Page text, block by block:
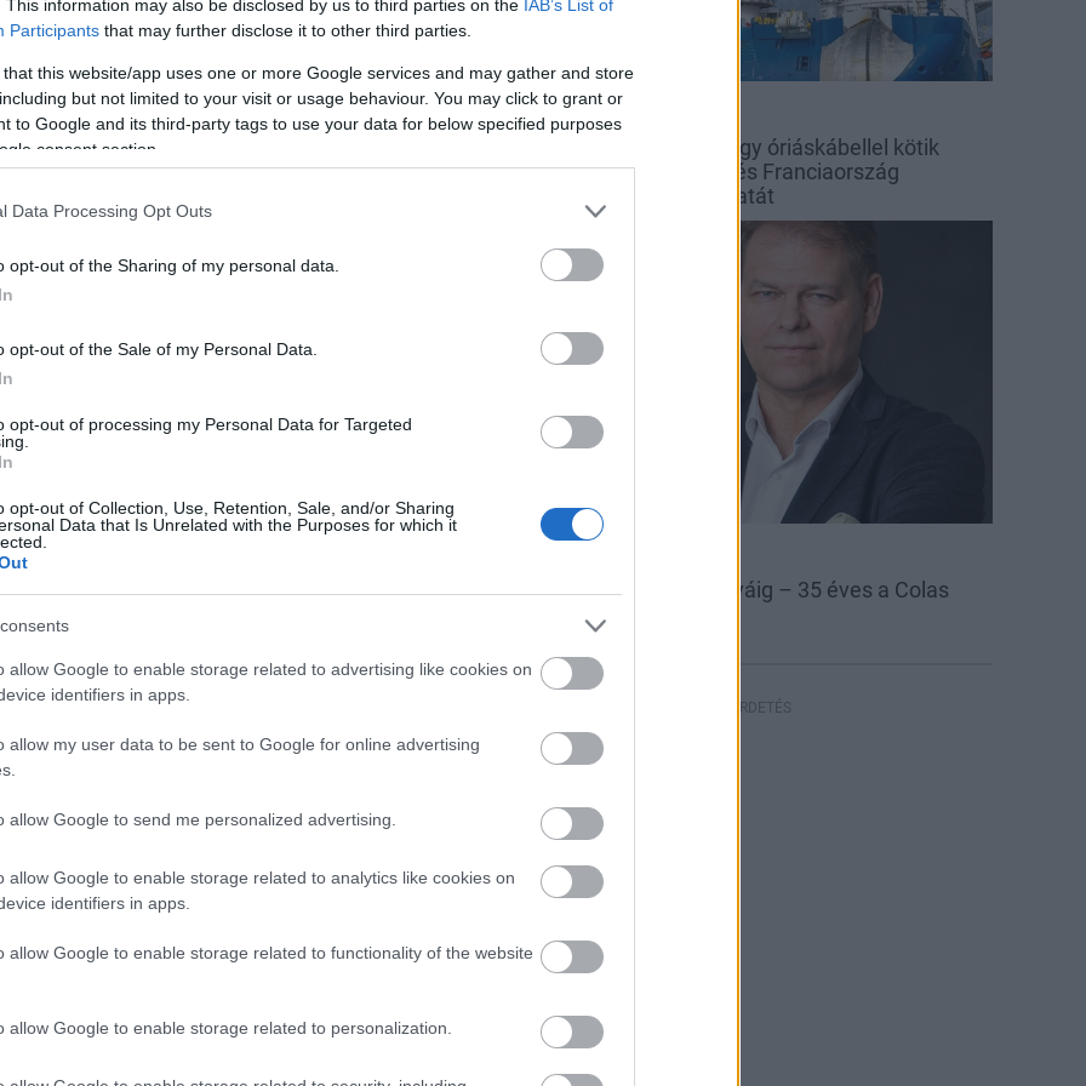
This information may also be disclosed by us to third parties on the IAB’s List of
Participants that may further disclose it to other third parties.
that this website/app uses one or more Google services and may gather and store
but not limited to your visit or usage behaviour. You may click to grant or
to Google and its third-party tags to use your data for below specified purposes
consent section.
Data Processing Opt Outs
opt-out of the Sharing of my personal data.
opt-out of the Sale of my Personal Data.
opt-out of processing my Personal Data for Targeted
opt-out of Collection, Use, Retention, Sale, and/or Sharing
Data that Is Unrelated with the Purposes for which it
allow Google to enable storage related to advertising like cookies on
identifiers in apps.
allow my user data to be sent to Google for online advertising
allow Google to send me personalized advertising.
allow Google to enable storage related to analytics like cookies on
identifiers in apps.
allow Google to enable storage related to functionality of the website
allow Google to enable storage related to personalization.
Önkormányzat és a magyar állam közös
valósul meg.
rekreációs és napi közlekedési célra egyaránt
aBKK. Az elképzelések között szerepel új
burkolatának szélesítése, felújítása, útbaigazító
tétele.
A tervezési és kivitelezési feladatok 50-50
meg, a kiviteli tervek az engedélyezési
rendelkezésre. Ezt követően a kivitelezési
azonnal megkezdhető, hiszen a forrás
magyarepitok.hu
Red Eléctrica
A tengerfenék alatt négy óriáskábellel kötik
össze Spanyolország és Franciaország
villamosenergia-hálózatát
A bányától az autópályáig – 35 éves a Colas
Északkő
HIRDETÉS